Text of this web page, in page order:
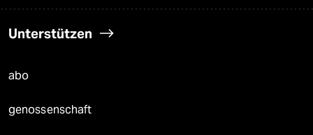
Unterstützen
abo
genossenschaft